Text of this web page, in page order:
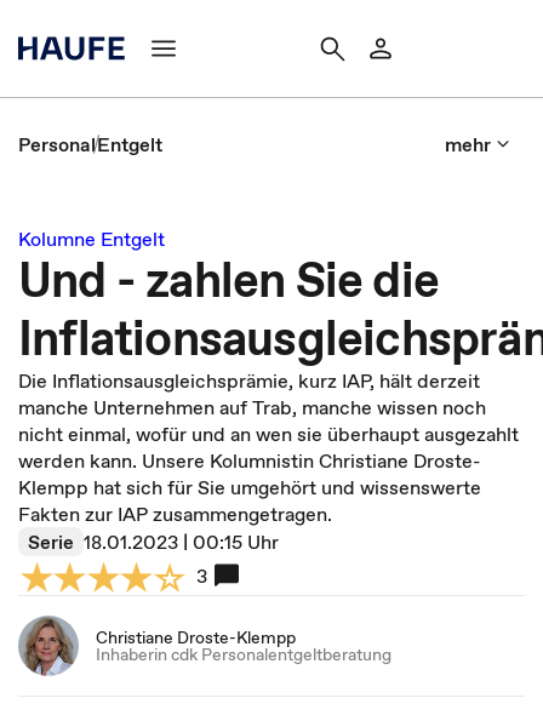
PersonalEntgelt mehr
Kolumne Entgelt
Und - zahlen Sie die
Die Inflationsausgleichsprämie, kurz IAP, hält derzeit
manche Unternehmen auf Trab, manche wissen noch
nicht einmal, wofür und an wen sie überhaupt ausgezahlt
werden kann. Unsere Kolumnistin Christiane Droste-
Klempp hat sich für Sie umgehört und wissenswerte
Fakten zur IAP zusammengetragen.
Serie 18.01.2023 | 00:15 Uhr
3
Christiane Droste-Klempp
Inhaberin cdk Personalentgeltberatung